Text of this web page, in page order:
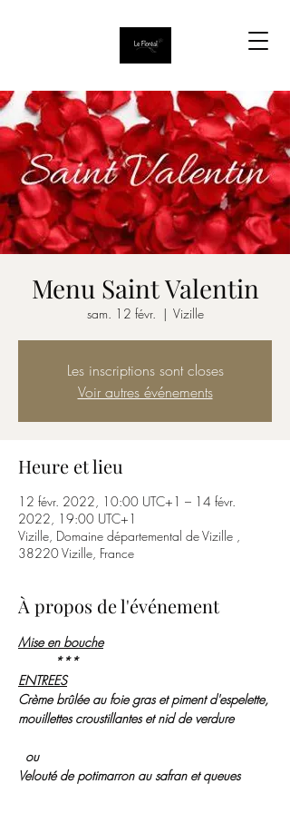
Menu Saint Valentin
sam. 12 févr.
  |
Vizille
Les inscriptions sont closes
Voir autres événements
Heure et lieu
12 févr. 2022, 10:00 UTC+1 – 14 févr.
2022, 19:00 UTC+1
Vizille, Domaine départemental de Vizille ,
38220 Vizille, France
À propos de l'événement
Mise en bouche
***
ENTREES
Crème brûlée au foie gras et piment d'espelette,
mouillettes croustillantes et nid de verdure
ou
Velouté de potimarron au safran et queues